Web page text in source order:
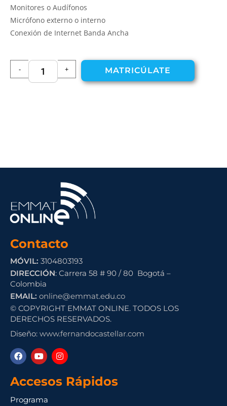
Monitores o Audífonos
Micrófono externo o interno
Conexión de Internet Banda Ancha
- + MATRICÚLATE
Contacto
MÓVIL: 3104803193
DIRECCIÓN: Carrera 58 # 90 / 80 Bogotá –
Colombia
EMAIL: online@emmat.edu.co
© COPYRIGHT EMMAT ONLINE. TODOS LOS
DERECHOS RESERVADOS.
Diseño: www.fernandocastellar.com
Accesos Rápidos
Programa